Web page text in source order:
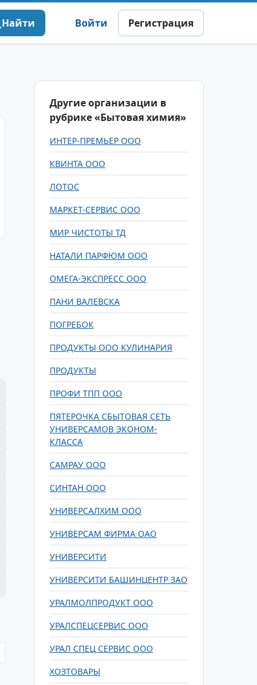
Найти Войти Регистрация
Другие организации в
рубрике «Бытовая химия»
ИНТЕР-ПРЕМЬЕР ООО
КВИНТА ООО
ЛОТОС
МАРКЕТ-СЕРВИС ООО
МИР ЧИСТОТЫ ТД
НАТАЛИ ПАРФЮМ ООО
ОМЕГА-ЭКСПРЕСС ООО
ПАНИ ВАЛЕВСКА
ПОГРЕБОК
ПРОДУКТЫ ООО КУЛИНАРИЯ
ПРОДУКТЫ
ПРОФИ ТПП ООО
ПЯТЕРОЧКА СБЫТОВАЯ СЕТЬ
УНИВЕРСАМОВ ЭКОНОМ-
КЛАССА
САМРАУ ООО
СИНТАН ООО
УНИВЕРСАЛХИМ ООО
УНИВЕРСАМ ФИРМА ОАО
УНИВЕРСИТИ
УНИВЕРСИТИ БАШИНЦЕНТР ЗАО
УРАЛМОЛПРОДУКТ ООО
УРАЛСПЕЦСЕРВИС ООО
УРАЛ СПЕЦ СЕРВИС ООО
ХОЗТОВАРЫ